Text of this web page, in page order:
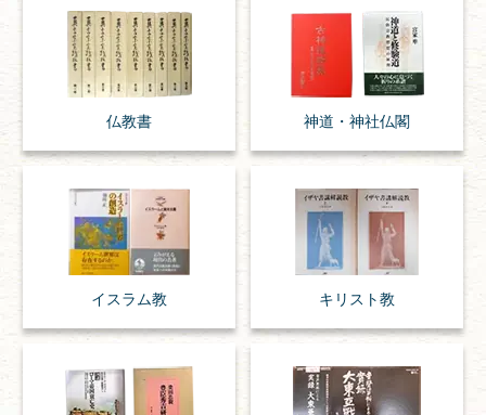
仏教書 神道・神社仏閣
イスラム教 キリスト教